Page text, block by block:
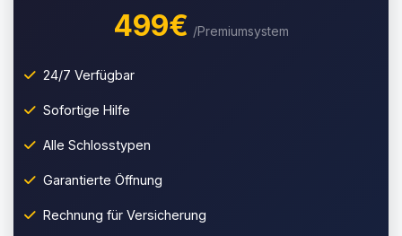
499€ /Premiumsystem
24/7 Verfügbar
Sofortige Hilfe
Alle Schlosstypen
Garantierte Öffnung
Rechnung für Versicherung